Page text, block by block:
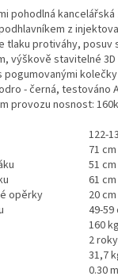
pohodlná
z
tlaku protiváhy,
výškově stavitelné
- černá, testováno
provozu nosnost:
122-
71 cm
51 cm
61 cm
opěrky
20 cm
49-59
160 kg
2 roky
31,7
0.30